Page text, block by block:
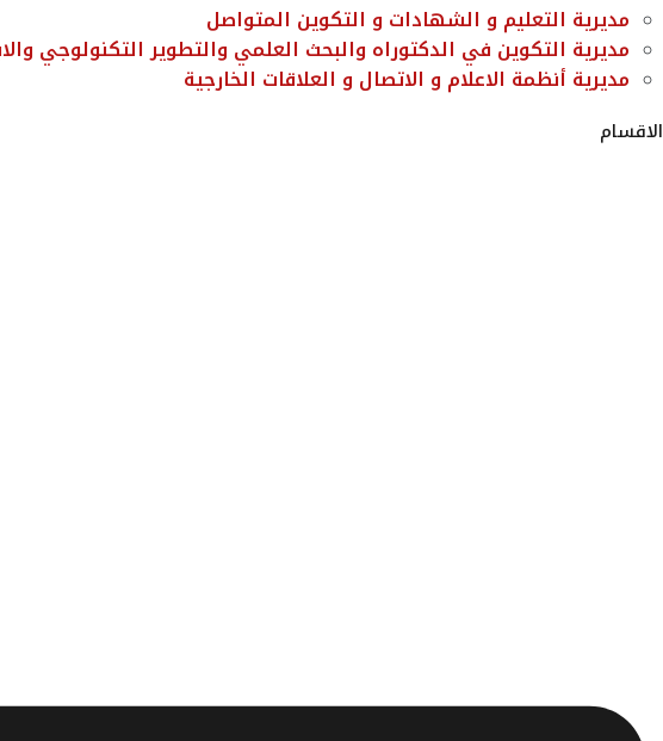
مديرية التعليم و الشهادات و التكوين المتواصل
مديرية التكوين في الدكتوراه والبحث العلمي والتطوير التكنولوجي
مديرية أنظمة الاعلام و الاتصال و العلاقات الخارجية
الاقسام